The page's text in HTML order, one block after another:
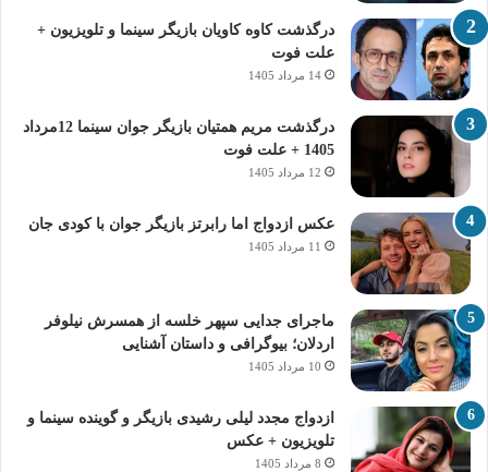
درگذشت کاوه کاویان بازیگر سینما و تلویزیون +
علت فوت
14 مرداد 1405
درگذشت مریم همتیان بازیگر جوان سینما 12مرداد
1405 + علت فوت
12 مرداد 1405
عکس ازدواج اما رابرتز بازیگر جوان با کودی جان
11 مرداد 1405
ماجرای جدایی سپهر خلسه از همسرش نیلوفر
اردلان؛ بیوگرافی و داستان آشنایی
10 مرداد 1405
ازدواج مجدد لیلی رشیدی بازیگر و گوینده سینما و
تلویزیون + عکس
8 مرداد 1405